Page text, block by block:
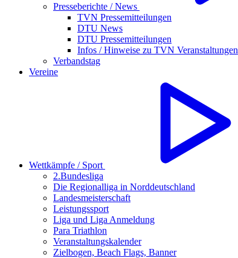
Presseberichte / News
TVN Pressemitteilungen
DTU News
DTU Pressemitteilungen
Infos / Hinweise zu TVN Veranstaltungen
Verbandstag
Vereine
Wettkämpfe / Sport
2.Bundesliga
Die Regionalliga in Norddeutschland
Landesmeisterschaft
Leistungssport
Liga und Liga Anmeldung
Para Triathlon
Veranstaltungskalender
Zielbogen, Beach Flags, Banner